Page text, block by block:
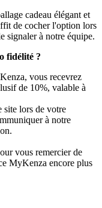
cadeau élégant et
de cocher l'option lors
signaler à notre équipe.
fidélité ?
vous recevrez
de 10%, valable à
site lors de votre
à notre
vous remercier de
MyKenza encore plus